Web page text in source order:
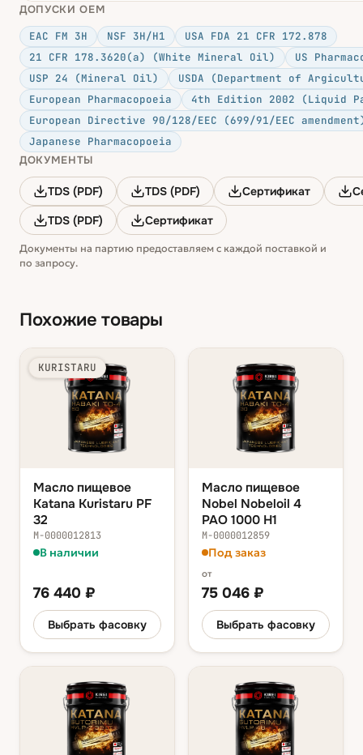
ДОПУСКИ OEM
EAC FM 3H
NSF 3H/H1
USA FDA 21 CFR 172.878
21 CFR 178.3620(a) (White Mineral Oil)
US
USP 24 (Mineral Oil)
USDA (Department of
European Pharmacopoeia
4th Edition 2002 (Liquid
European Directive 90/128/EEC (699/91/EEC
Japanese Pharmacopoeia
ДОКУМЕНТЫ
TDS (PDF) TDS (PDF) Сертификат
TDS (PDF)
Сертификат
Документы на партию предоставляем с каждой поставкой и
по запросу.
Похожие товары
KURISTARU
Масло пищевое
Katana Kuristaru PF
32
М-0000012813
В наличии
76 440 ₽
Выбрать фасовку
Масло пищевое
Nobel Nobeloil 4
PAO 1000 H1
М-0000012859
Под заказ
от
75 046 ₽
Выбрать фасовку